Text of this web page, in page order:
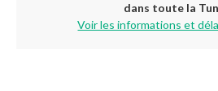
dans toute la
Voir les informations et